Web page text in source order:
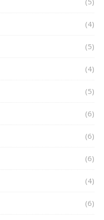
(4)
(5)
(4)
(5)
(6)
(6)
(6)
(4)
(6)